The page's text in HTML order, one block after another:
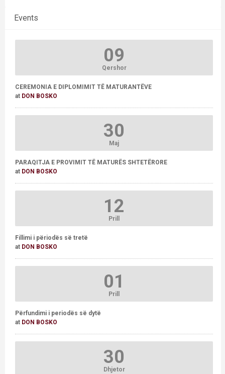
Events
09
Qershor
CEREMONIA E DIPLOMIMIT TË MATURANTËVE
at DON BOSKO
30
Maj
PARAQITJA E PROVIMIT TË MATURËS SHTETËRORE
at DON BOSKO
12
Prill
Fillimi i përiodës së tretë
at DON BOSKO
01
Prill
Përfundimi i periodës së dytë
at DON BOSKO
30
Dhjetor